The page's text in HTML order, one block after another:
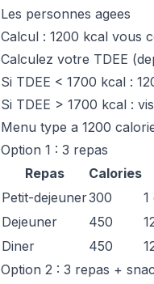
Les personnes agees
Calcul : 1200 kcal vous
Calculez votre TDEE
Si TDEE < 1700 kcal :
Si TDEE > 1700 kcal :
Menu type a 1200
Option 1 : 3 repas
Repas
Calories
Petit-dejeuner300
1
Dejeuner
450
Diner
450
Option 2 : 3 repas +